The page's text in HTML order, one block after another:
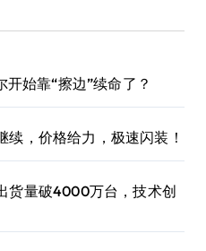
开始靠“擦边”续命了？
续，价格给力，极速闪装！
货量破4000万台，技术创